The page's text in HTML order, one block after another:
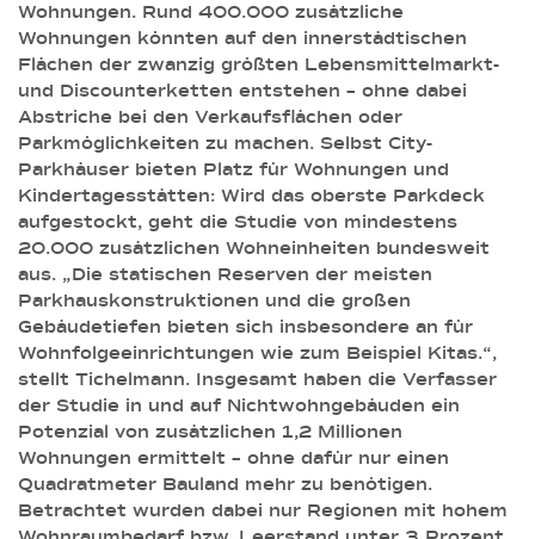
Wohnungen. Rund 400.000 zusätzliche
Wohnungen könnten auf den innerstädtischen
Flächen der zwanzig größten Lebensmittelmarkt-
und Discounterketten entstehen – ohne dabei
Abstriche bei den Verkaufsflächen oder
Parkmöglichkeiten zu machen. Selbst City-
Parkhäuser bieten Platz für Wohnungen und
Kindertagesstätten: Wird das oberste Parkdeck
aufgestockt, geht die Studie von mindestens
20.000 zusätzlichen Wohneinheiten bundesweit
aus. „Die statischen Reserven der meisten
Parkhauskonstruktionen und die großen
Gebäudetiefen bieten sich insbesondere an für
Wohnfolgeeinrichtungen wie zum Beispiel Kitas.“,
stellt Tichelmann. Insgesamt haben die Verfasser
der Studie in und auf Nichtwohngebäuden ein
Potenzial von zusätzlichen 1,2 Millionen
Wohnungen ermittelt – ohne dafür nur einen
Quadratmeter Bauland mehr zu benötigen.
Betrachtet wurden dabei nur Regionen mit hohem